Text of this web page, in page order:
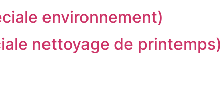
environnement)
nettoyage de printemps)